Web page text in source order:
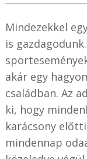
Mindezekkel
is
akár egy
családban. Az
ki, hogy
karácsony
mindennap